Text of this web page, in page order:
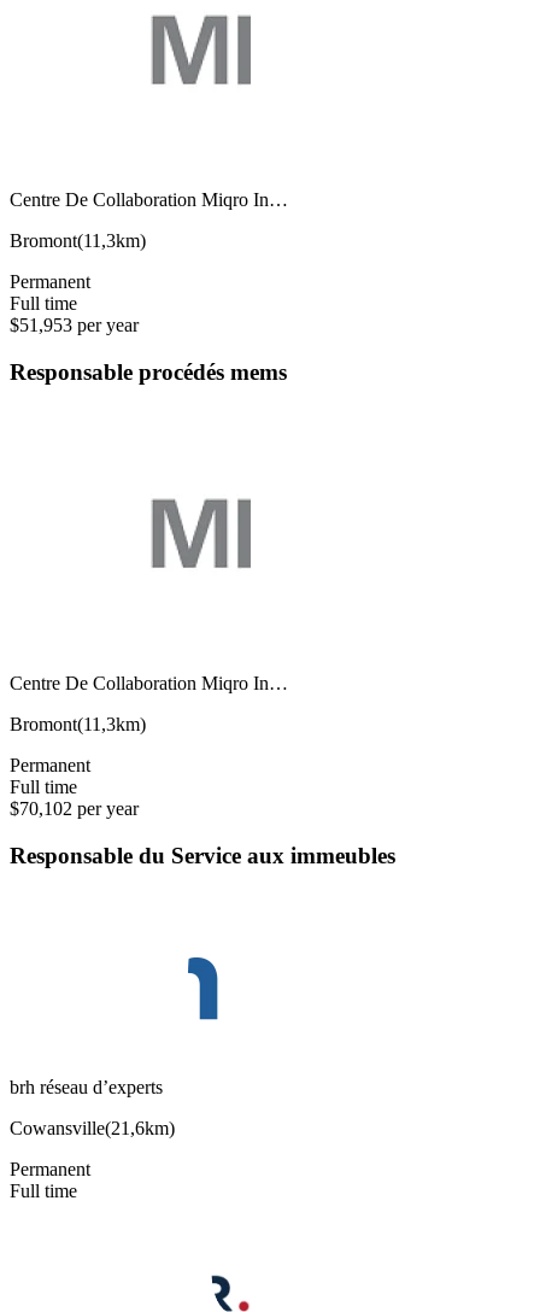
Centre De Collaboration Miqro In…
Bromont(11,3km)
Permanent
Full time
$51,953 per year
Responsable procédés mems
Centre De Collaboration Miqro In…
Bromont(11,3km)
Permanent
Full time
$70,102 per year
Responsable du Service aux immeubles
brh réseau d’experts
Cowansville(21,6km)
Permanent
Full time